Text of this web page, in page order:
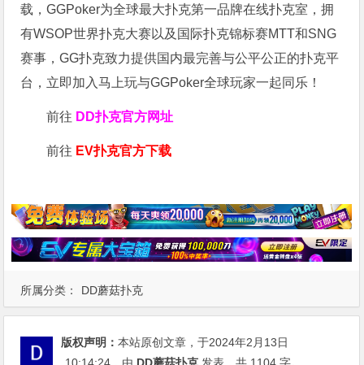
所属分类： DD蘑菇扑克
载，GGPoker为全球最大扑克第一品牌在线扑克室，拥
有WSOP世界扑克大赛以及国际扑克锦标赛MTT和SNG
赛事，GG扑克致力提供国内最完善与公平公正的扑克平
台，立即加入马上玩与GGPoker全球玩家一起同乐！
前往 DD扑克官方网址
前往 EV扑克官方下载
版权声明：本站原创文章，于2024年2月13日